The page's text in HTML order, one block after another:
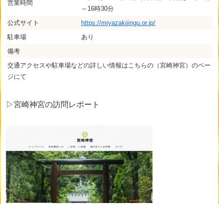
営業時間
～16時30分
公式サイト
https://miyazakijingu.or.jp/
駐車場
あり
備考
交通アクセスや駐車場などの詳しい情報はこちらの（宮崎神宮）のペー
ジにて
▷宮崎神宮の訪問レポート